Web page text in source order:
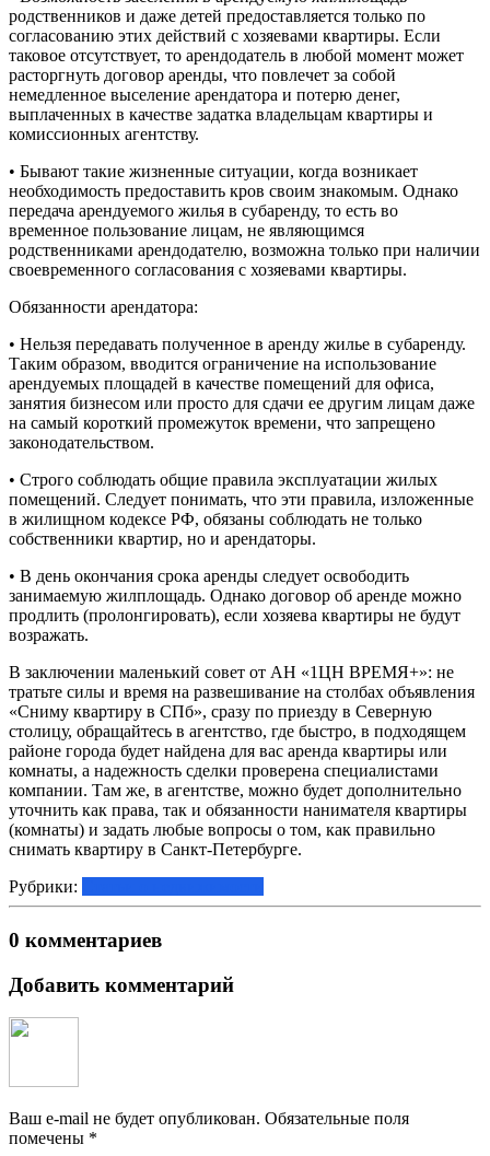
родственников и даже детей предоставляется только по
согласованию этих действий с хозяевами квартиры. Если
таковое отсутствует, то арендодатель в любой момент может
расторгнуть договор аренды, что повлечет за собой
немедленное выселение арендатора и потерю денег,
выплаченных в качестве задатка владельцам квартиры и
комиссионных агентству.
• Бывают такие жизненные ситуации, когда возникает
необходимость предоставить кров своим знакомым. Однако
передача арендуемого жилья в субаренду, то есть во
временное пользование лицам, не являющимся
родственниками арендодателю, возможна только при наличии
своевременного согласования с хозяевами квартиры.
Обязанности арендатора:
• Нельзя передавать полученное в аренду жилье в субаренду.
Таким образом, вводится ограничение на использование
арендуемых площадей в качестве помещений для офиса,
занятия бизнесом или просто для сдачи ее другим лицам даже
на самый короткий промежуток времени, что запрещено
законодательством.
• Строго соблюдать общие правила эксплуатации жилых
помещений. Следует понимать, что эти правила, изложенные
в жилищном кодексе РФ, обязаны соблюдать не только
собственники квартир, но и арендаторы.
• В день окончания срока аренды следует освободить
занимаемую жилплощадь. Однако договор об аренде можно
продлить (пролонгировать), если хозяева квартиры не будут
возражать.
В заключении маленький совет от АН «1ЦН ВРЕМЯ+»: не
тратьте силы и время на развешивание на столбах объявления
«Сниму квартиру в СПб», сразу по приезду в Северную
столицу, обращайтесь в агентство, где быстро, в подходящем
районе города будет найдена для вас аренда квартиры или
комнаты, а надежность сделки проверена специалистами
компании. Там же, в агентстве, можно будет дополнительно
уточнить как права, так и обязанности нанимателя квартиры
(комнаты) и задать любые вопросы о том, как правильно
снимать квартиру в Санкт-Петербурге.
Рубрики:
0 комментариев
Добавить комментарий
Ваш e-mail не будет опубликован. Обязательные поля
помечены *